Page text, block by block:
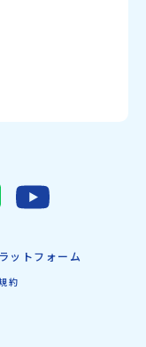
ットフォーム
約